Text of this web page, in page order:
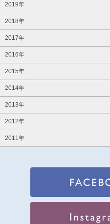
2019年
2018年
2017年
2016年
2015年
2014年
2013年
2012年
2011年